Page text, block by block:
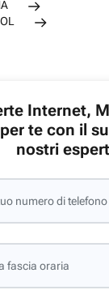
Internet,
te con il
nostri
numero di telefono
fascia oraria